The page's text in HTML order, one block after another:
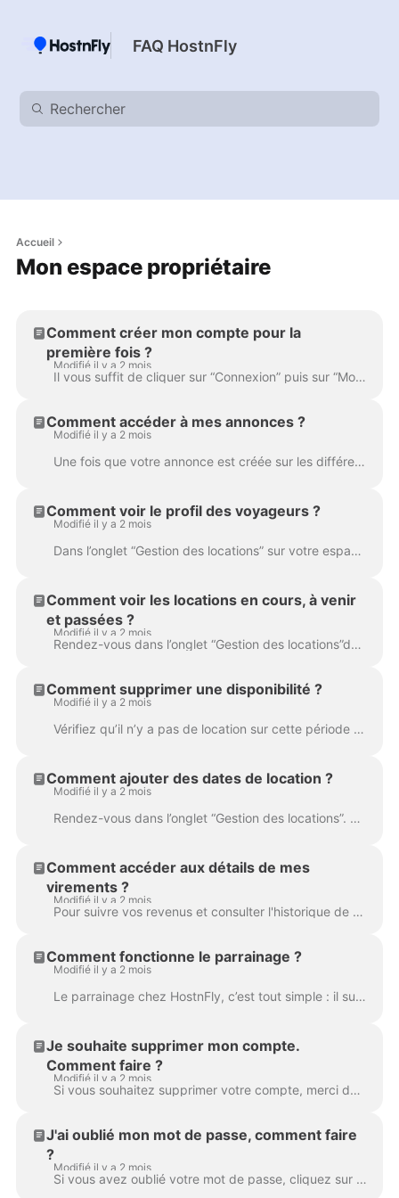
FAQ HostnFly
Accueil
Mon espace propriétaire
Comment créer mon compte pour la
première fois ?
Modifié il y a 2 mois
Il vous suffit de cliquer sur “Connexion” puis sur “Mot de passe oublié” en bas de la page d'accueil. Un e-mail pour réinitialiser votre mot de pas...
Comment accéder à mes annonces ?
Modifié il y a 2 mois
Une fois que votre annonce est créée sur les différentes plateformes, vous pouvez y avoir accès via votre espace personnel. Il suffit de vous rendre d...
Comment voir le profil des voyageurs ?
Modifié il y a 2 mois
Dans l’onglet “Gestion des locations” sur votre espace client HostnFly, cliquez sur une date réservée : les dates de réservation apparaissent à droite...
Comment voir les locations en cours, à venir
et passées ?
Modifié il y a 2 mois
Rendez-vous dans l’onglet “Gestion des locations”de votre espace client HostnFly. Vous pouvez choisir le logement souhaité dans “Choix du logement”....
Comment supprimer une disponibilité ?
Modifié il y a 2 mois
Vérifiez qu’il n’y a pas de location sur cette période ; Cliquez sur la date disponible (en vert) ; Sur l’encart à droite choisissez les dates de disp...
Comment ajouter des dates de location ?
Modifié il y a 2 mois
Rendez-vous dans l’onglet “Gestion des locations”. Cliquez sur le premier jour de la période que vous souhaitez nous confier sur le calendrier ; Faite...
Comment accéder aux détails de mes
virements ?
Modifié il y a 2 mois
Pour suivre vos revenus et consulter l'historique de vos gains, la démarche est très simple depuis votre outil de pilotage en ligne : Connectez-vous e...
Comment fonctionne le parrainage ?
Modifié il y a 2 mois
Le parrainage chez HostnFly, c’est tout simple : il suffit de partager votre code parrain HostnFly à vos filleuls, et dès lors qu’ils s’inscrivent sur...
Je souhaite supprimer mon compte.
Comment faire ?
Modifié il y a 2 mois
Si vous souhaitez supprimer votre compte, merci de prendre directement contact avec votre référent HostnFly.
J'ai oublié mon mot de passe, comment faire
?
Modifié il y a 2 mois
Si vous avez oublié votre mot de passe, cliquez sur “Connexion” puis sur “Mot de passe oublié” en bas de la page. Un e-mail pour réinitialiser votre m...